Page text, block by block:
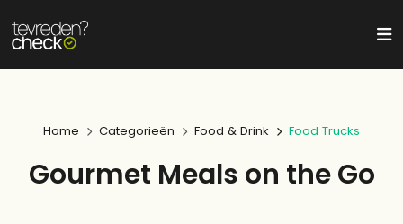
Home Categorieën Food & Drink Food Trucks
Gourmet Meals on the Go